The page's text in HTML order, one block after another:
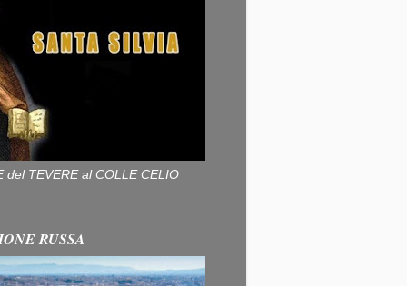
del TEVERE al COLLE CELIO
RUSSA